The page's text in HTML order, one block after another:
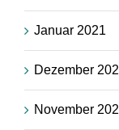
Januar 2021
Dezember
November